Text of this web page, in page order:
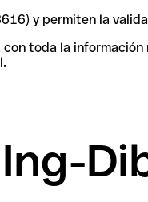
y permiten la
toda la